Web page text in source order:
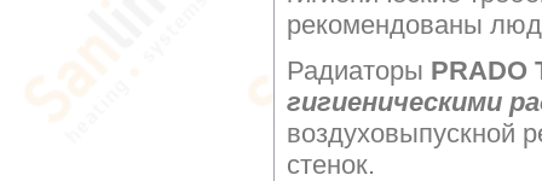
рекомендованы
Радиаторы PRADO
гигиеническими
воздуховыпускной
стенок.